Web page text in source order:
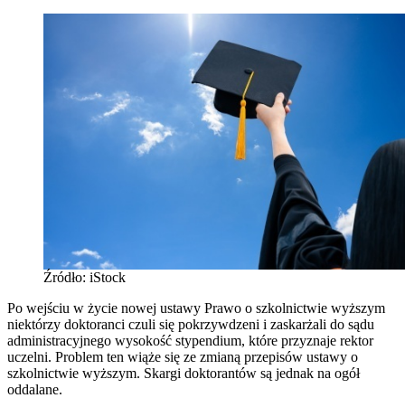
Źródło: iStock
Po wejściu w życie nowej ustawy Prawo o szkolnictwie wyższym
niektórzy doktoranci czuli się pokrzywdzeni i zaskarżali do sądu
administracyjnego wysokość stypendium, które przyznaje rektor
uczelni. Problem ten wiąże się ze zmianą przepisów ustawy o
szkolnictwie wyższym. Skargi doktorantów są jednak na ogół
oddalane.